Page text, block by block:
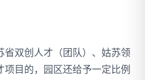
省双创人才（团队）、姑苏领
目的，园区还给予一定比例